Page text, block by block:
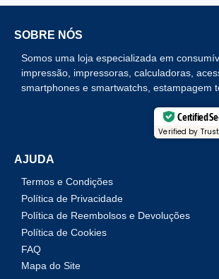
SOBRE NÓS
Somos uma loja especializada em
impressão, impressoras, calculadoras,
smartphones e smartwatchs, estampagem
Certified
Verified by
AJUDA
Termos e Condições
Política de Privacidade
Política de Reembolsos e Devoluções
Política de Cookies
FAQ
Mapa do Site